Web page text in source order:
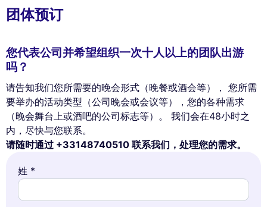
We use cookies and your personal data to enhance your browsing
experience, measure our audience, and personalize the ads shown to
Consents certified by
团体预订
您代表公司并希望组织一次十人以上的团队出游
吗？
请告知我们您所需要的晚会形式（晚餐或酒会等）， 您所需
要举办的活动类型（公司晚会或会议等），您的各种需求
（晚会舞台上或酒吧的公司标志等）。 我们会在48小时之
内，尽快与您联系。
请随时通过 +33148740510 联系我们，处理您的需求。
姓 *